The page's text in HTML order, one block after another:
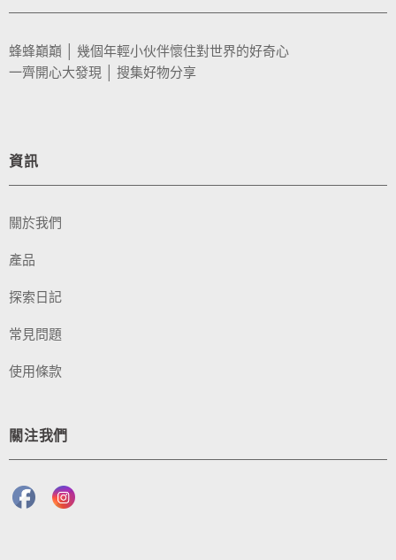
蜂蜂巔巔 │ 幾個年輕小伙伴懷住對世界的好奇心
一齊開心大發現 │ 搜集好物分享
資訊
關於我們
產品
探索日記
常見問題
使用條款
關注我們